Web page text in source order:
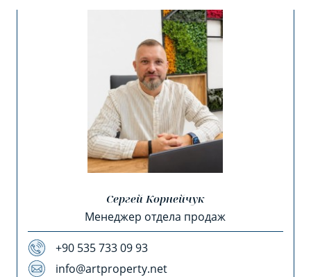
Сергей Корнейчук
Менеджер отдела продаж
+90 535 733 09 93
info@artproperty.net